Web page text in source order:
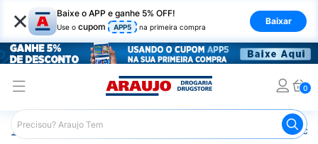
× Baixe o APP e ganhe 5% OFF!
Use o cupom APP5 na primeira compra
Baixar
0
Araujo Infantil Kit Shampoo e